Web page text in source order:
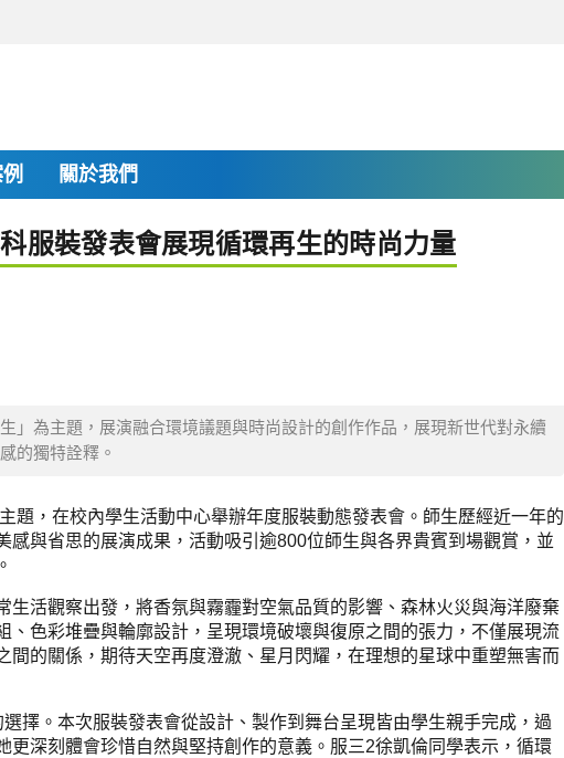
關於我們
服裝發表會展現循環再生的時尚力量
」為主題，展演融合環境議題與時尚設計的創作作品，展現新世代對永續
的獨特詮釋。
題，在校內學生活動中心舉辦年度服裝動態發表會。師生歷經近一年的
與省思的展演成果，活動吸引逾800位師生與各界貴賓到場觀賞，並
活觀察出發，將香氛與霧霾對空氣品質的影響、森林火災與海洋廢棄
色彩堆疊與輪廓設計，呈現環境破壞與復原之間的張力，不僅展現流
的關係，期待天空再度澄澈、星月閃耀，在理想的星球中重塑無害而
擇。本次服裝發表會從設計、製作到舞台呈現皆由學生親手完成，過
深刻體會珍惜自然與堅持創作的意義。服三2徐凱倫同學表示，循環